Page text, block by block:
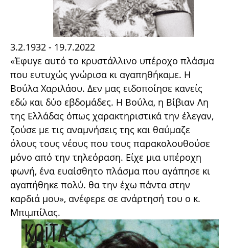
3.2.1932 - 19.7.2022
«Έφυγε αυτό το κρυστάλλινο υπέροχο πλάσμα
που ευτυχώς γνώρισα κι αγαπηθήκαμε. Η
Βούλα Χαριλάου. Δεν μας ειδοποίησε κανείς
εδώ και δύο εβδομάδες. Η Βούλα, η Βίβιαν Λη
της Ελλάδας όπως χαρακτηριστικά την έλεγαν,
ζούσε με τις αναμνήσεις της και θαύμαζε
όλους τους νέους που τους παρακολουθούσε
μόνο από την τηλεόραση. Είχε μια υπέροχη
φωνή, ένα ευαίσθητο πλάσμα που αγάπησε κι
αγαπήθηκε πολύ. θα την έχω πάντα στην
καρδιά μου», ανέφερε σε ανάρτησή του ο κ.
Μπιμπίλας.